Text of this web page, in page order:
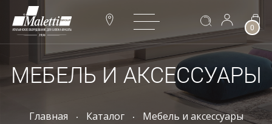
0
МЕБЕЛЬ И АКСЕССУАРЫ
Главная Каталог Мебель и аксессуары